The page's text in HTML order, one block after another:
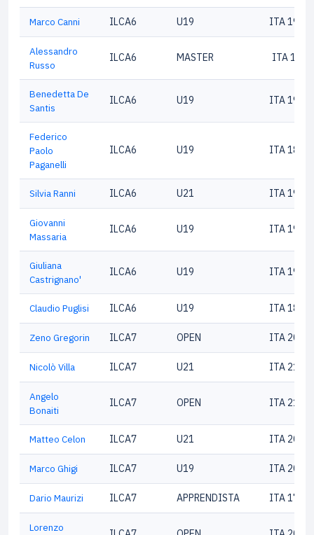
Marco Canni ILCA6 U19 ITA
Alessandro
Russo
ILCA6 MASTER ITA
Benedetta De
Santis
ILCA6 U19 ITA
Federico
Paolo
Paganelli
ILCA6 U19 ITA
Silvia Ranni ILCA6 U21 ITA
Giovanni
Massaria
ILCA6 U19 ITA
Giuliana
Castrignano'
ILCA6 U19 ITA
Claudio Puglisi ILCA6 U19 ITA
Zeno Gregorin ILCA7 OPEN ITA
Nicolò Villa ILCA7 U21 ITA
Angelo
Bonaiti
ILCA7 OPEN ITA
Matteo Celon ILCA7 U21 ITA
Marco Ghigi ILCA7 U19 ITA
Dario Maurizi ILCA7 APPRENDISTA ITA
Lorenzo